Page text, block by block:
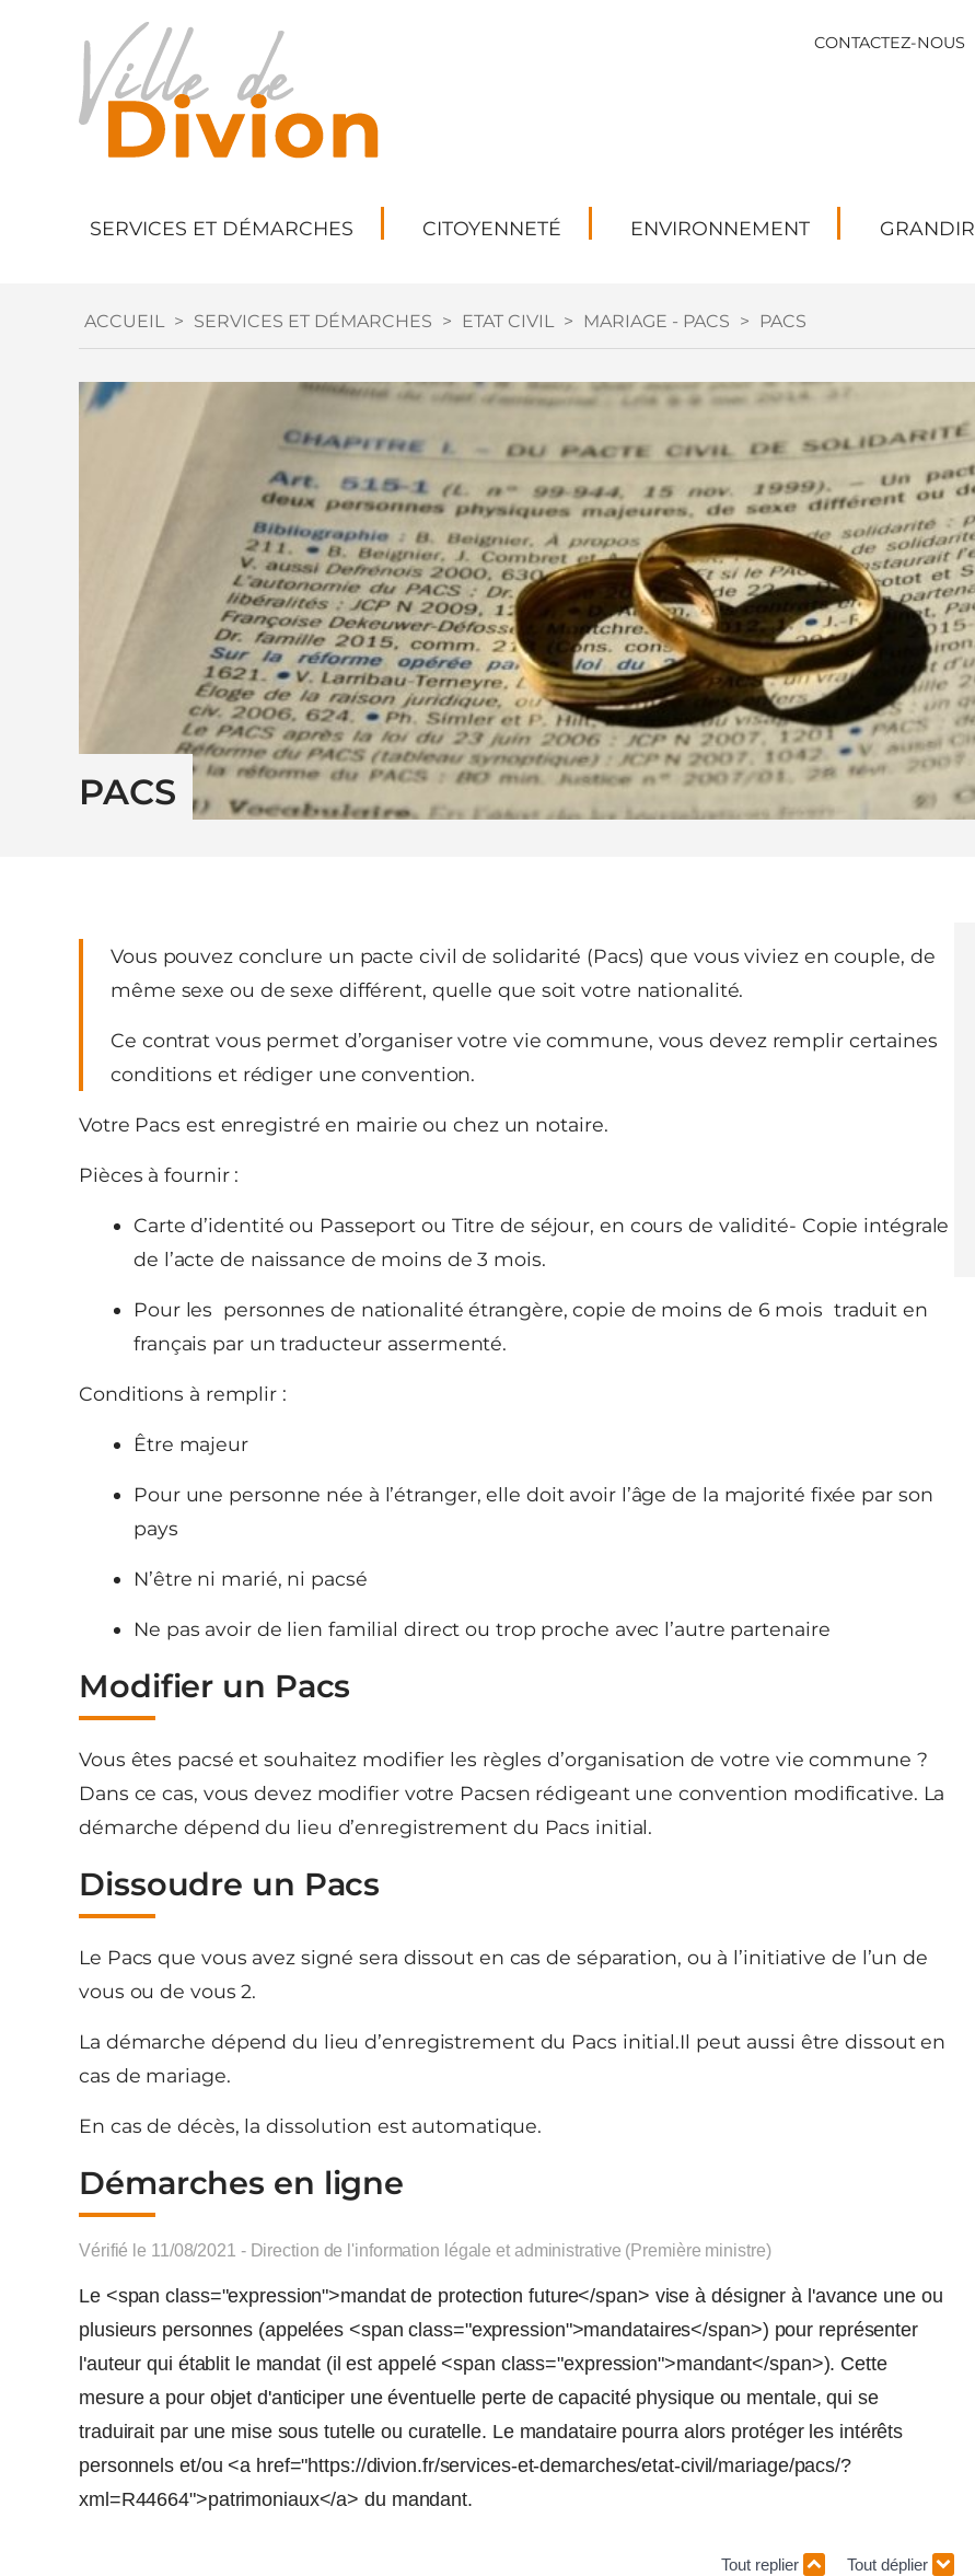
CONTACTEZ-NOUS
SERVICES ET DÉMARCHES CITOYENNETÉ ENVIRONNEMENT GRANDIR
ACCUEIL > SERVICES ET DÉMARCHES > ETAT CIVIL > MARIAGE - PACS > PACS
PACS
Vous pouvez conclure un pacte civil de solidarité (Pacs) que vous viviez en couple, de
même sexe ou de sexe différent, quelle que soit votre nationalité.
Ce contrat vous permet d’organiser votre vie commune, vous devez remplir certaines
conditions et rédiger une convention.
Votre Pacs est enregistré en mairie ou chez un notaire.
Pièces à fournir :
Carte d’identité ou Passeport ou Titre de séjour, en cours de validité- Copie intégrale
de l’acte de naissance de moins de 3 mois.
Pour les personnes de nationalité étrangère, copie de moins de 6 mois traduit en
français par un traducteur assermenté.
Conditions à remplir :
Être majeur
Pour une personne née à l’étranger, elle doit avoir l’âge de la majorité fixée par son
pays
N’être ni marié, ni pacsé
Ne pas avoir de lien familial direct ou trop proche avec l’autre partenaire
Modifier un Pacs
Vous êtes pacsé et souhaitez modifier les règles d’organisation de votre vie commune ?
Dans ce cas, vous devez modifier votre Pacsen rédigeant une convention modificative. La
démarche dépend du lieu d’enregistrement du Pacs initial.
Dissoudre un Pacs
Le Pacs que vous avez signé sera dissout en cas de séparation, ou à l’initiative de l’un de
vous ou de vous 2.
La démarche dépend du lieu d’enregistrement du Pacs initial.Il peut aussi être dissout en
cas de mariage.
En cas de décès, la dissolution est automatique.
Démarches en ligne
Vérifié le 11/08/2021 - Direction de l'information légale et administrative (Première ministre)
Le <span class="expression">mandat de protection future</span> vise à désigner à l'avance une ou
plusieurs personnes (appelées <span class="expression">mandataires</span>) pour représenter
l'auteur qui établit le mandat (il est appelé <span class="expression">mandant</span>). Cette
mesure a pour objet d'anticiper une éventuelle perte de capacité physique ou mentale, qui se
traduirait par une mise sous tutelle ou curatelle. Le mandataire pourra alors protéger les intérêts
personnels et/ou <a href="https://divion.fr/services-et-demarches/etat-civil/mariage/pacs/?
xml=R44664">patrimoniaux</a> du mandant.
Tout replier Tout déplier